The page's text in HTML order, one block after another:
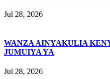
Jul 28, 2026
WANZA AINYAKULIA
JUMUIYA YA
Jul 28, 2026